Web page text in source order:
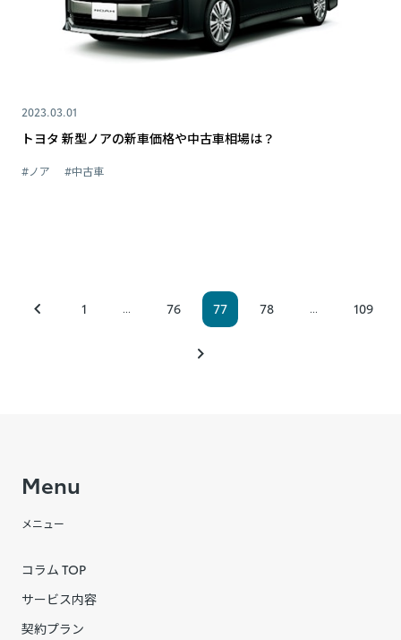
2023.03.01
トヨタ 新型ノアの新車価格や中古車相場は？
#ノア #中古車
1 ... 76 77 78 ... 109
Menu
メニュー
コラム TOP
サービス内容
契約プラン